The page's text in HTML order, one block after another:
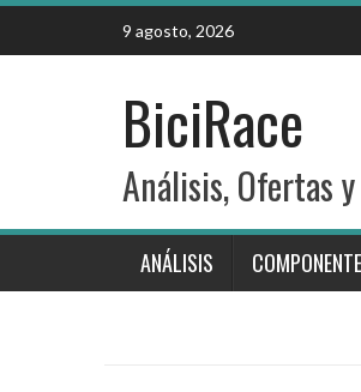
Skip
content
9 agosto, 2026
BiciRace
Análisis, Ofertas
ANÁLISIS